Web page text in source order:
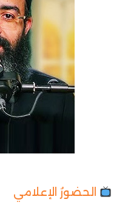
الحضورُ الإعلامي